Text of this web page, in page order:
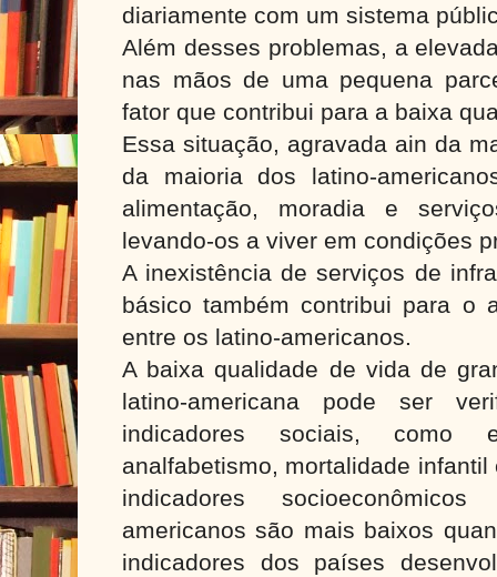
diariamente com um sistema
Além desses problemas, a
nas mãos de uma pequena
fator que contribui para a baixa
Essa situação, agravada ain da
da maioria dos latino-
alimentação, moradia e
levando-os a viver em condições
A inexistência de serviços de
básico também contribui para o
entre os latino-americanos.
A baixa qualidade de vida de
latino-americana pode ser
indicadores sociais, como
analfabetismo, mortalidade
indicadores
americanos são mais baixos
indicadores dos países